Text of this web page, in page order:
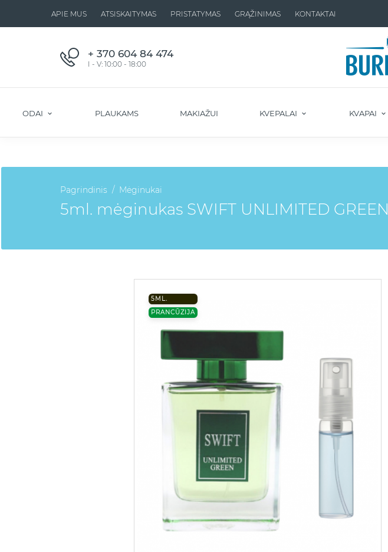
APIE MUS ATSISKAITYMAS PRISTATYMAS GRĄŽINIMAS KONTAKTAI
+ 370 604 84 474
I - V: 10:00 - 18:00
ODAI PLAUKAMS MAKIAŽUI KVEPALAI KVAPAI
Pagrindinis Mėginukai
5ml. mėginukas SWIFT UNLIMITED GREEN
5ML.
PRANCŪZIJA